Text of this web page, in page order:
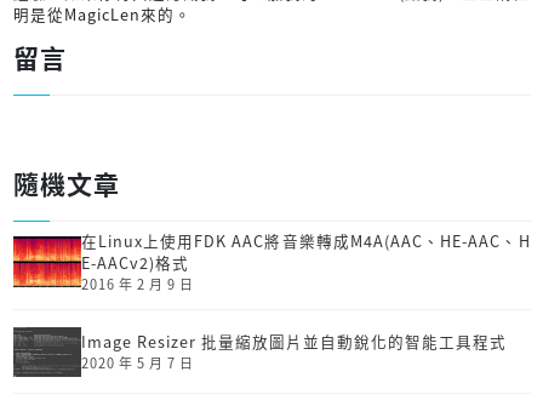
明是從MagicLen來的。
留言
隨機文章
在Linux上使用FDK AAC將音樂轉成M4A(AAC、HE-AAC、H
E-AACv2)格式
2016 年 2 月 9 日
Image Resizer 批量縮放圖片並自動銳化的智能工具程式
2020 年 5 月 7 日